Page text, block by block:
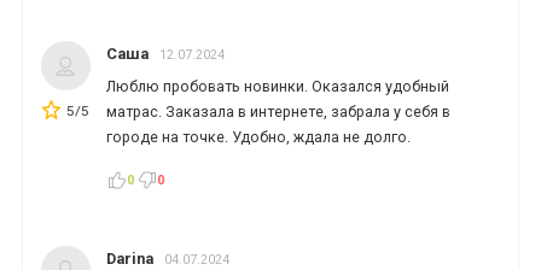
5/5
Саша 12.07.2024
Люблю пробовать новинки. Оказался удобный
матрас. Заказала в интернете, забрала у себя в
городе на точке. Удобно, ждала не долго.
0 0
Darina 04.07.2024